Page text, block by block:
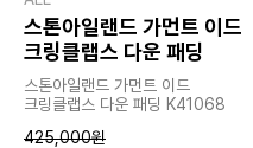
스톤아일랜드 가먼트 이드
크링클랩스 다운 패딩
스톤아일랜드 가먼트 이드
크링클랩스 다운 패딩 K41068
425,000원